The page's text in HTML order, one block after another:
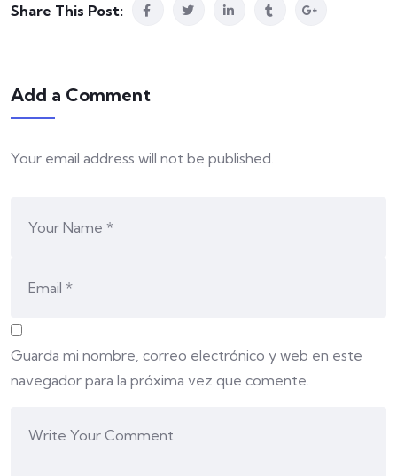
Share This Post:
Add a Comment
Your email address will not be published.
Guarda mi nombre, correo electrónico y web en este
navegador para la próxima vez que comente.